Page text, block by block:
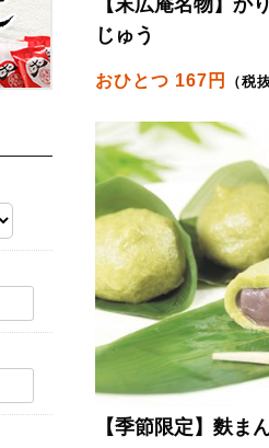
【末広庵名物】か
じゅう
おひとつ 167円 （税
【季節限定】麩ま